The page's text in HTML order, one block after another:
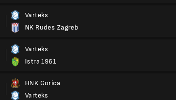
Varteks
NK Rudes Zagreb
Varteks
Istra 1961
HNK Gorica
Varteks